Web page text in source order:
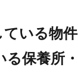
いる物
保養所